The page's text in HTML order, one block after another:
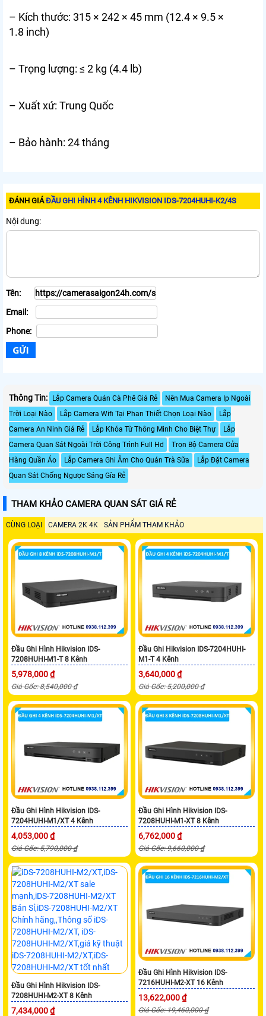
– Kích thước: 315 × 242 × 45 mm (12.4 × 9.5 ×
1.8 inch)
– Trọng lượng: ≤ 2 kg (4.4 lb)
– Xuất xứ: Trung Quốc
– Bảo hành: 24 tháng
ĐÁNH GIÁĐẦU GHI HÌNH 4 KÊNH HIKVISION IDS-7204HUHI-K2/4S
Nội dung:
Tên:
Email:
Phone:
Thông Tin: Lắp Camera Quán Cà Phê Giá Rẻ
Nên Mua Camera Ip Ngoài
Trời Loại Nào
Lắp Camera Wifi Tại Phan Thiết Chọn Loại Nào
Lắp
Camera An Ninh Giá Rẻ
Lắp Khóa Từ Thông Minh Cho Biệt Thự
Lắp
Camera Quan Sát Ngoài Trời Công Trình Full Hd
Trọn Bộ Camera Cửa
Hàng Quần Áo
Lắp Camera Ghi Âm Cho Quán Trà Sữa
Lắp Đặt Camera
Quan Sát Chống Ngược Sáng Gía Rẻ
THAM KHẢO CAMERA QUAN SÁT GIÁ RẺ
CÙNG LOẠI CAMERA 2K 4K SẢN PHẨM THAM KHẢO
Đầu Ghi Hình Hikvision IDS-
7208HUHI-M1-T 8 Kênh
5,978,000 ₫
Giá Gốc: 8,540,000 ₫
Đầu Ghi Hikvision IDS-7204HUHI-
M1-T 4 Kênh
3,640,000 ₫
Giá Gốc: 5,200,000 ₫
Đầu Ghi Hình Hikvision IDS-
7204HUHI-M1/XT 4 Kênh
4,053,000 ₫
Giá Gốc: 5,790,000 ₫
Đầu Ghi Hình Hikvision IDS-
7208HUHI-M1-XT 8 Kênh
6,762,000 ₫
Giá Gốc: 9,660,000 ₫
Đầu Ghi Hình Hikvision IDS-
7208HUHI-M2-XT 8 Kênh
7,434,000 ₫
Đầu Ghi Hình Hikvision IDS-
7216HUHI-M2-XT 16 Kênh
13,622,000 ₫
Giá Gốc: 19,460,000 ₫